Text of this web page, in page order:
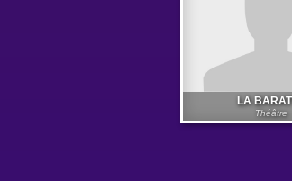
LA
Théâtre